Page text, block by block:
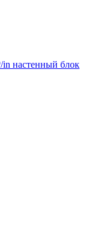
настенный блок